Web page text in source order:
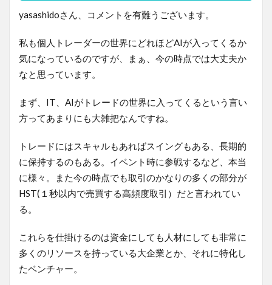
yasashidoさん、コメントを有難うございます。
私も個人トレーダーの世界にどれほどAIが入ってくるか
気になっているのですが、まぁ、今の時点では大丈夫か
なと思っています。
まず、IT、AIがトレードの世界に入ってくるという言い
方ってあまりにも大雑把なんですね。
トレードにはスキャルもあればスイングもある、長期的
に保持するのもある。イベント時に参戦するなど、本当
に様々。また今の時点でも取引のかなりの多くの部分が
HST(１秒以内で売買する高頻度取引）だと言われてい
る。
これらを仕掛けるのは資金にしても人材にしても非常に
多くのリソースを持っている大企業とか、それに特化し
たベンチャー。